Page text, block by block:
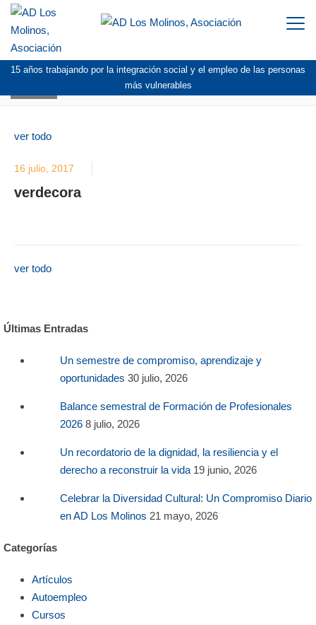
15 años trabajando por la integración social y el empleo de las personas
más vulnerables
ver todo
16 julio, 2017
verdecora
ver todo
Últimas Entradas
Un semestre de compromiso, aprendizaje y
oportunidades 30 julio, 2026
Balance semestral de Formación de Profesionales
2026 8 julio, 2026
Un recordatorio de la dignidad, la resiliencia y el
derecho a reconstruir la vida 19 junio, 2026
Celebrar la Diversidad Cultural: Un Compromiso Diario
en AD Los Molinos 21 mayo, 2026
Categorías
Artículos
Autoempleo
Cursos